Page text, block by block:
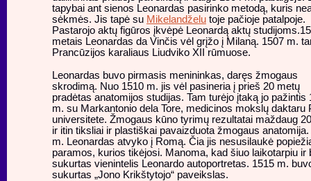
tapybai ant sienos Leonardas pasirinko metodą, kuris
sėkmės. Jis tapė su Mikelandželu toje pačioje patalpoje.
Pastarojo aktų figūros įkvėpė Leonardą aktų
metais Leonardas da Vinčis vėl grįžo į Milaną. 1507 m.
Prancūzijos karaliaus Liudviko XII rūmuose.
Leonardas buvo pirmasis menininkas, daręs žmogaus
skrodimą. Nuo 1510 m. jis vėl pasineria į prieš 20 metų
pradėtas anatomijos studijas. Tam turėjo įtaką jo pažintis
m. su Markantonio dela Tore, medicinos mokslų daktaru
universitete. Žmogaus kūno tyrimų rezultatai maždaug
ir itin tiksliai ir plastiškai pavaizduota žmogaus anatomija.
m. Leonardas atvyko į Romą. Čia jis nesusilaukė
paramos, kurios tikėjosi. Manoma, kad šiuo laikotarpiu ir
sukurtas vienintelis Leonardo autoportretas. 1515 m.
sukurtas „Jono Krikštytojo“ paveikslas.